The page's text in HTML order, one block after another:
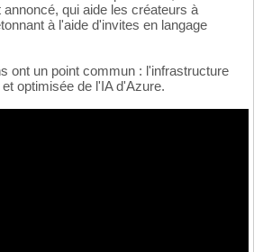
qui aide les créateurs à
à l'aide d'invites en langage
ont un point commun : l'infrastructure
optimisée de l'IA d'Azure.